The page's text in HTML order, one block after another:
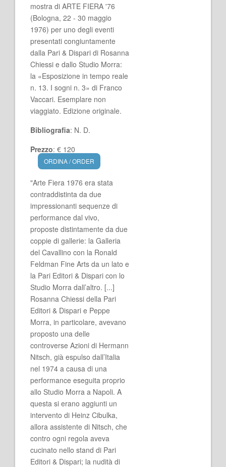
mostra di ARTE FIERA '76
(Bologna, 22 - 30 maggio
1976) per uno degli eventi
presentati congiuntamente
dalla Pari & Dispari di Rosanna
Chiessi e dallo Studio Morra:
la «Esposizione in tempo reale
n. 13. I sogni n. 3» di Franco
Vaccari. Esemplare non
viaggiato. Edizione originale.
Bibliografia: N. D.
Prezzo: € 120
ORDINA / ORDER
"Arte Fiera 1976 era stata
contraddistinta da due
impressionanti sequenze di
performance dal vivo,
proposte distintamente da due
coppie di gallerie: la Galleria
del Cavallino con la Ronald
Feldman Fine Arts da un lato e
la Pari Editori & Dispari con lo
Studio Morra dall’altro. [...]
Rosanna Chiessi della Pari
Editori & Dispari e Peppe
Morra, in particolare, avevano
proposto una delle
controverse Azioni di Hermann
Nitsch, già espulso dall’Italia
nel 1974 a causa di una
performance eseguita proprio
allo Studio Morra a Napoli. A
questa si erano aggiunti un
intervento di Heinz Cibulka,
allora assistente di Nitsch, che
contro ogni regola aveva
cucinato nello stand di Pari
Editori & Dispari; la nudità di